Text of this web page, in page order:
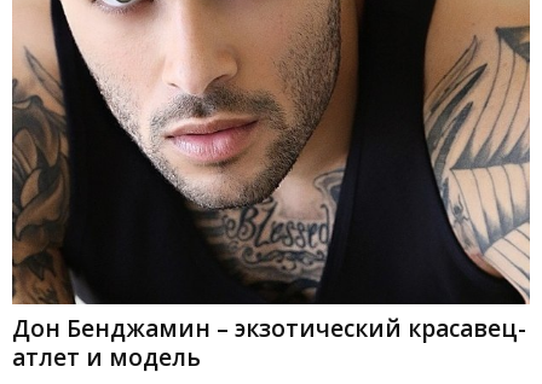
Дон Бенджамин – экзотический красавец-
атлет и модель